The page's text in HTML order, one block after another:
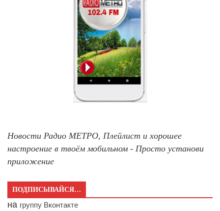
Новости Радио МЕТРО, Плейлист и хорошее
настроение в твоём мобильном - Просто установи
приложение
ПОДПИСЫВАЙСЯ…
на группу Вконтакте